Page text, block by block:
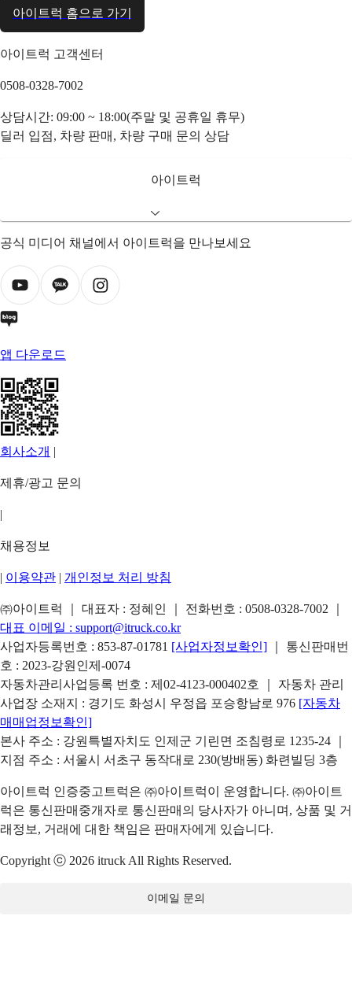
아이트럭 홈으로 가기
아이트럭 고객센터
0508-0328-7002
상담시간: 09:00 ~ 18:00(주말 및 공휴일 휴무)
딜러 입점, 차량 판매, 차량 구매 문의 상담
아이트럭
공식 미디어 채널에서 아이트럭을 만나보세요
앱 다운로드
회사소개 |
제휴/광고 문의
|
채용정보
| 이용약관 | 개인정보 처리 방침
㈜아이트럭 ｜ 대표자 : 정혜인 ｜ 전화번호 : 0508-0328-7002
대표 이메일 : support@itruck.co.kr
사업자등록번호 : 853-87-01781 [사업자정보확인]
｜ 통신판매번
호 : 2023-강원인제-0074
자동차관리사업등록 번호 : 제02-4123-000402호 ｜ 자동차 관리
사업장 소재지 : 경기도 화성시 우정읍 포승항남로 976 [자동차
매매업정보확인]
본사 주소 : 강원특별자치도 인제군 기린면 조침령로 1235-24 ｜
지점 주소 : 서울시 서초구 동작대로 230(방배동) 화련빌딩 3층
아이트럭 인증중고트럭은 ㈜아이트럭이 운영합니다. ㈜아이트
럭은 통신판매중개자로 통신판매의 당사자가 아니며, 상품 및 거
래정보, 거래에 대한 책임은 판매자에게 있습니다.
Copyright ⓒ 2026 itruck All Rights Reserved.
이메일 문의